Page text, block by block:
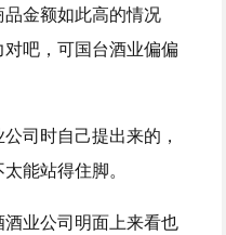
金额如此高的情况
吧，可国台酒业偏偏
司时自己提出来的，
能站得住脚。
业公司明面上来看也